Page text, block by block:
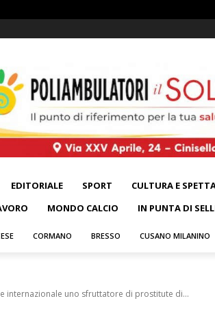
EDITORIALE SPORT CULTURA E
MONDO CALCIO IN PUNTA DI
CORMANO BRESSO CUSANO MILANINO
internazionale uno sfruttatore di prostitute di...